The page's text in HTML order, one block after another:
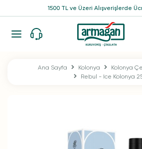
1500 TL ve Üzeri Alışverişlerde
Ana Sayfa Kolonya Kolonya
Rebul - Ice Kolonya